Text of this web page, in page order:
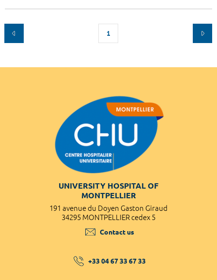
1
UNIVERSITY HOSPITAL OF
MONTPELLIER
191 avenue du Doyen Gaston Giraud
34295 MONTPELLIER cedex 5
Contact us
+33 04 67 33 67 33